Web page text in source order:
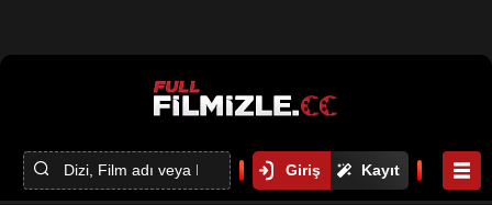
Giriş Kayıt